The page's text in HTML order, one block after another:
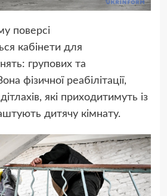
поверсі
кабінети для
групових та
фізичної реабілітації,
які приходитимуть із
дитячу кімнату.